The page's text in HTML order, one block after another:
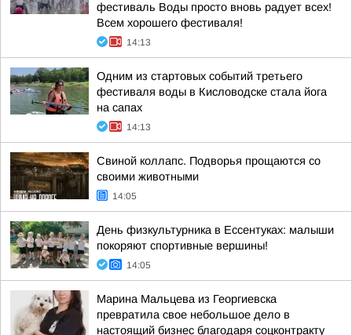
фестиваль Воды просто вновь радует всех!
Всем хорошего фестиваля!
14:13
Одним из стартовых событий третьего
фестиваля воды в Кисловодске стала йога
на сапах
14:13
Свиной коллапс. Подворья прощаются со
своими животными
14:05
День физкультурника в Ессентуках: малыши
покоряют спортивные вершины!
14:05
Марина Мальцева из Георгиевска
превратила свое небольшое дело в
настоящий бизнес благодаря соцконтракту